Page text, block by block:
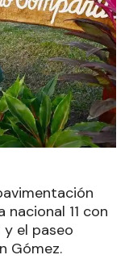
11 con
y el paseo
Gómez.